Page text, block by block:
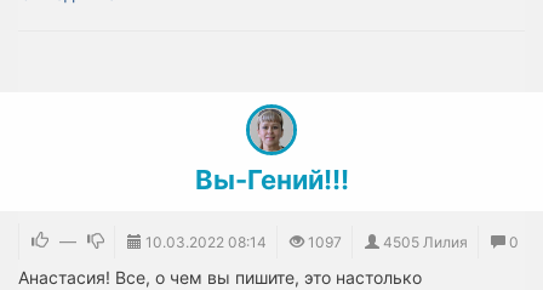
Вы-Гений!!!
— 10.03.2022 08:14 1097 4505 Лилия 0
Анастасия! Все, о чем вы пишите, это настолько